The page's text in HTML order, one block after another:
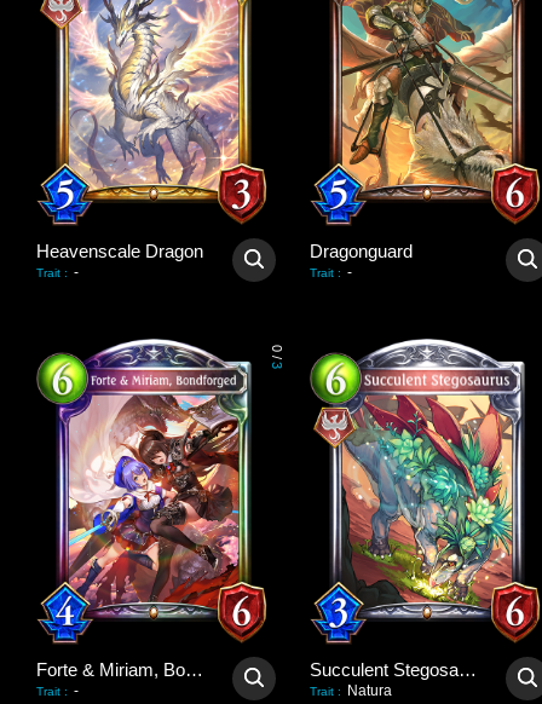
Heavenscale Dragon
Trait : -
Dragonguard
Trait : -
0
/
3
Forte & Miriam, Bondforged
Trait : -
Succulent Stegosaurus
Trait : Natura